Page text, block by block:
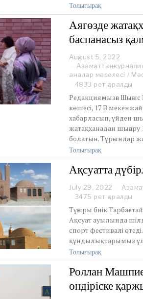
2
Толығырақ
Аягөзде
баспанасыз
August 5, 2022
u
g
u
t
1
4
,
2
Азаматтық
аналар мәселесі /
4833 рет қаралды
Редакциямызға
көшесі, 17 В
хабарласып, үйден
жатақханадан шығару
болатын. Тұрғындар
Толығырақ
Ақсуатта
July 29, 2022
u
y
2
9
,
2
2
3475 рет қаралды
Тұғыры биік
Ақсуат ауылында
спорт фестивалі
құндылықтарымыз
Толығырақ
Роллан
өндіріске